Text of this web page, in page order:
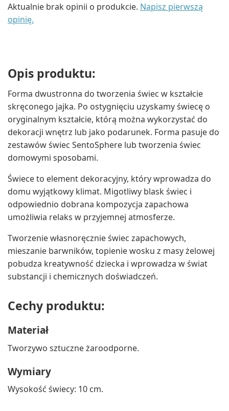
Aktualnie brak opinii o produkcie. Napisz pierwszą
opinię.
Opis produktu:
Forma dwustronna do tworzenia świec w kształcie
skręconego jajka. Po ostygnięciu uzyskamy świecę o
oryginalnym kształcie, którą można wykorzystać do
dekoracji wnętrz lub jako podarunek. Forma pasuje do
zestawów świec SentoSphere lub tworzenia świec
domowymi sposobami.
Świece to element dekoracyjny, który wprowadza do
domu wyjątkowy klimat. Migotliwy blask świec i
odpowiednio dobrana kompozycja zapachowa
umożliwia relaks w przyjemnej atmosferze.
Tworzenie własnoręcznie świec zapachowych,
mieszanie barwników, topienie wosku z masy żelowej
pobudza kreatywność dziecka i wprowadza w świat
substancji i chemicznych doświadczeń.
Cechy produktu:
Materiał
Tworzywo sztuczne żaroodporne.
Wymiary
Wysokość świecy: 10 cm.